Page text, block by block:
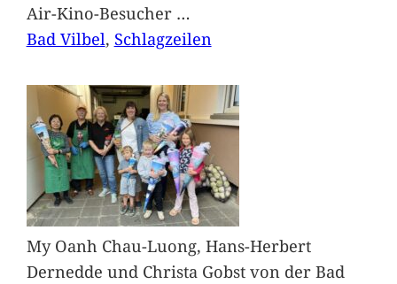
Air-Kino-Besucher …
Bad Vilbel, Schlagzeilen
My Oanh Chau-Luong, Hans-Herbert
Dernedde und Christa Gobst von der Bad